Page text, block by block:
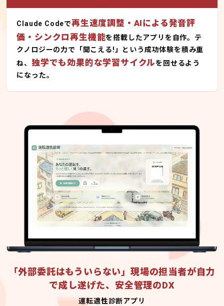
Claude Codeで再生速度調整・AIによる発音評
価・シンクロ再生機能を搭載したアプリを自作。テ
クノロジーの力で「聞こえる!」という成功体験を積み重
ね、独学でも効果的な学習サイクルを回せるよう
になった。
「外部委託はもういらない」現場の担当者が自力
で成し遂げた、安全管理のDX
運転適性診断アプリ